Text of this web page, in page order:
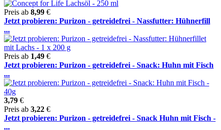
Preis ab 8,99 €
Jetzt probieren: Purizon - getreidefrei - Nassfutter: Hühnerfill
...
Preis ab 1,49 €
Jetzt probieren: Purizon - getreidefrei - Snack: Huhn mit Fisch
...
3,79 €
Preis ab 3,22 €
Jetzt probieren: Purizon - getreidefrei - Snack Huhn mit Fisch -
...